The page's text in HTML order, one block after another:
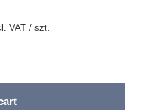
VAT / szt.